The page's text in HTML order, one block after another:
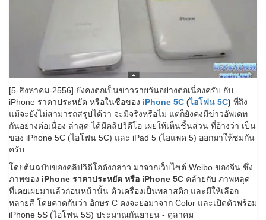
[5-สิงหาคม-2556] ยังคงตกเป็นข่าวรายวันอย่างต่อเนื่องครับ กับ
iPhone ราคาประหยัด หรือในชื่อของ iPhone 5C (ไอโฟน 5C) ที่ถึง
แม้จะยังไม่สามารถสรุปได้ว่า จะมีจริงหรือไม่ แต่ก็ยังคงมีข่าวอัพเดท
กันอย่างต่อเนื่อง ล่าสุด ได้มีคลิปวิดีโอ เผยให้เห็นชิ้นส่วน ที่อ้างว่า เป็น
ของ iPhone 5C (ไอโฟน 5C) และ iPad 5 (ไอแพด 5) ออกมาให้ชมกัน
ครับ
โดยต้นฉบับของคลิปวิดีโอดังกล่าว มาจากเว็บไซต์ Weibo ของจีน ซึ่ง
ภาพของ iPhone ราคาประหยัด หรือ iPhone 5C คล้ายกับ ภาพหลุด
ที่เคยเผยมาแล้วก่อนหน้านั้น ตัวเครื่องเป็นพลาสติก และมีให้เลือก
หลายสี โดยคาดกันว่า อักษร C คงจะย่อมาจาก Color และเปิดตัวพร้อม
iPhone 5S (ไอโฟน 5S) ประมาณกันยายน - ตุลาคม